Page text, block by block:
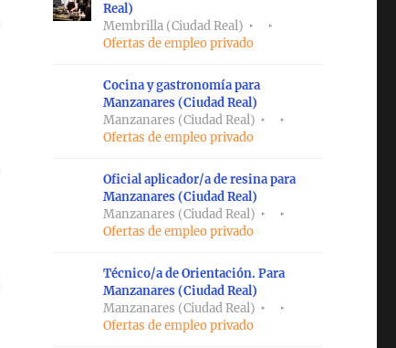
Real)
Membrilla (Ciudad Real)
Ofertas de empleo privado
Cocina y gastronomía para
Manzanares (Ciudad Real)
Manzanares (Ciudad Real)
Ofertas de empleo privado
Oficial aplicador/a de resina para
Manzanares (Ciudad Real)
Manzanares (Ciudad Real)
Ofertas de empleo privado
Técnico/a de Orientación. Para
Manzanares (Ciudad Real)
Manzanares (Ciudad Real)
Ofertas de empleo privado